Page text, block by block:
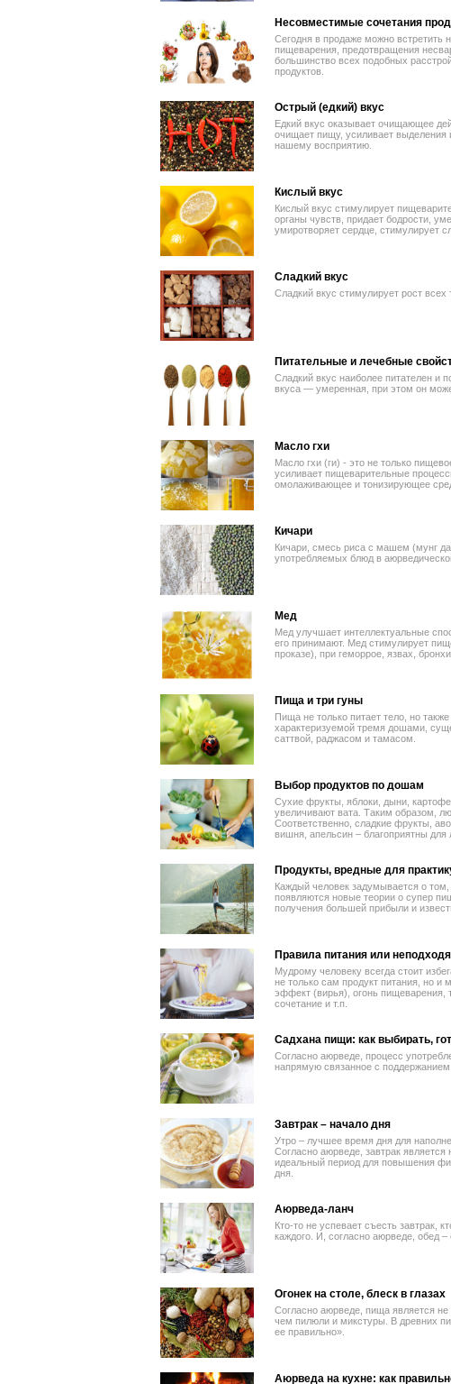
Несовместимые сочетания
Сегодня в продаже можно встретить
пищеварения, предотвращения
большинство всех подобных
продуктов.
Острый (едкий) вкус
Едкий вкус оказывает очищающее
очищает пищу, усиливает выделения
нашему восприятию.
Кислый вкус
Кислый вкус стимулирует
органы чувств, придает бодрости,
умиротворяет сердце, стимулирует
Сладкий вкус
Сладкий вкус стимулирует рост всех
Питательные и лечебные
Сладкий вкус наиболее питателен и
вкуса — умеренная, при этом он
Масло гхи
Масло гхи (ги) - это не только
усиливает пищеварительные
омолаживающее и тонизирующее
Кичари
Кичари, смесь риса с машем (мунг
употребляемых блюд в
Мед
Мед улучшает интеллектуальные
его принимают. Мед стимулирует
проказе), при геморрое, язвах,
Пища и три гуны
Пища не только питает тело, но
характеризуемой тремя дошами,
саттвой, раджасом и тамасом.
Выбор продуктов по дошам
Сухие фрукты, яблоки, дыни,
увеличивают вата. Таким образом,
Соответственно, сладкие фрукты,
вишня, апельсин – благоприятны для
Продукты, вредные для
Каждый человек задумывается о
появляются новые теории о супер
получения большей прибыли и
Правила питания или
Мудрому человеку всегда стоит
не только сам продукт питания, но и
эффект (вирья), огонь пищеварения,
сочетание и т.п.
Садхана пищи: как выбирать,
Согласно аюрведе, процесс
напрямую связанное с поддержанием
Завтрак – начало дня
Утро – лучшее время дня для
Согласно аюрведе, завтрак
идеальный период для повышения
дня.
Аюрведа-ланч
Кто-то не успевает съесть завтрак,
каждого. И, согласно аюрведе, обед
Огонек на столе, блеск в глазах
Согласно аюрведе, пища является
чем пилюли и микстуры. В древних
ее правильно».
Аюрведа на кухне: как